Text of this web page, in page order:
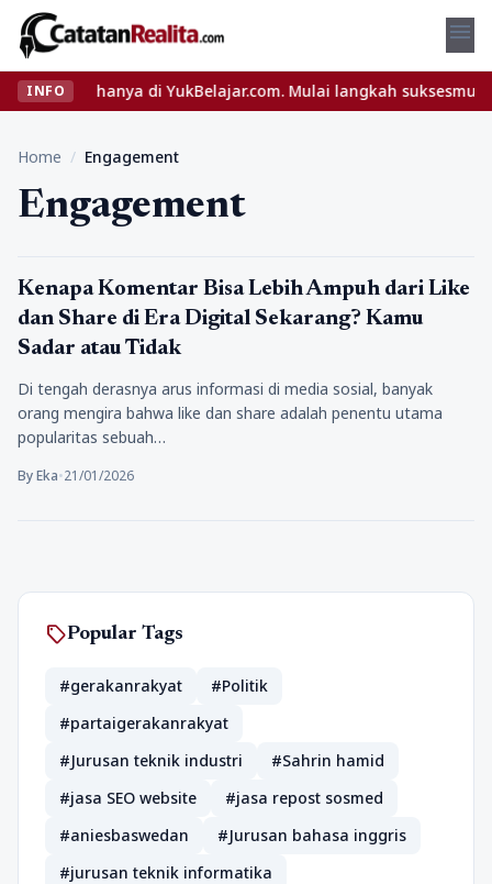
menu
INFOhanya di YukBelajar.com. Mulai langkah suksesmu
Home / Engagement
Engagement
Bisnis Digital
Kenapa Komentar Bisa Lebih Ampuh dari Like
dan Share di Era Digital Sekarang? Kamu
Sadar atau Tidak
Di tengah derasnya arus informasi di media sosial, banyak
orang mengira bahwa like dan share adalah penentu utama
popularitas sebuah…
By Eka•21/01/2026
sellPopular Tags
#gerakanrakyat
#Politik
#partaigerakanrakyat
#Jurusan teknik industri
#Sahrin hamid
#jasa SEO website
#jasa repost sosmed
#aniesbaswedan
#Jurusan bahasa inggris
#jurusan teknik informatika